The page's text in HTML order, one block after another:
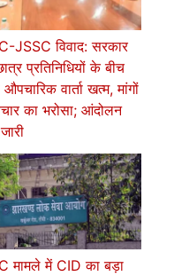
JSSC विवाद: सरकार
प्रतिनिधियों के बीच
वार्ता खत्म, मांगों
का भरोसा; आंदोलन
मामले में CID का बड़ा